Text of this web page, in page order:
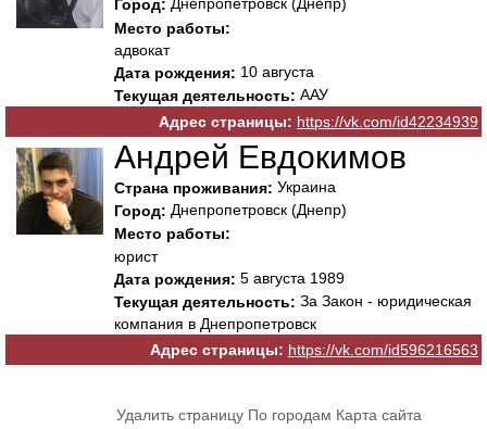
Город: Днепропетровск (Днепр)
Место работы:
адвокат
Дата рождения: 10 августа
Текущая деятельность: ААУ
Адрес страницы: https://vk.com/id42234939
Андрей Евдокимов
Страна проживания: Украина
Город: Днепропетровск (Днепр)
Место работы:
юрист
Дата рождения: 5 августа 1989
Текущая деятельность: За Закон - юридическая
компания в Днепропетровск
Адрес страницы: https://vk.com/id596216563
Удалить страницу По городам Карта сайта